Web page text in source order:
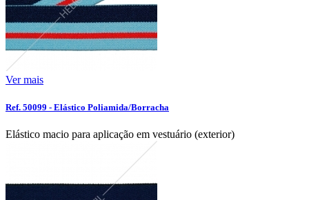
Ver mais
Ref. 50099 - Elástico Poliamida/Borracha
Elástico macio para aplicação em vestuário (exterior)